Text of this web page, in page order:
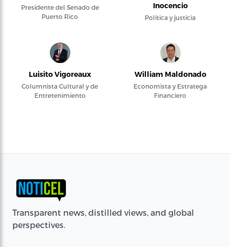
Presidente del Senado de
Puerto Rico
Inocencio
Política y justicia
Luisito Vigoreaux
Columnista Cultural y de
Entretenimiento
William Maldonado
Economista y Estratega
Financiero
Transparent news, distilled views, and global
perspectives.